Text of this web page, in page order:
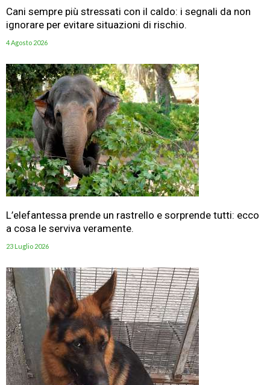
Cani sempre più stressati con il caldo: i segnali da non
ignorare per evitare situazioni di rischio.
4 Agosto 2026
L’elefantessa prende un rastrello e sorprende tutti: ecco
a cosa le serviva veramente.
23 Luglio 2026